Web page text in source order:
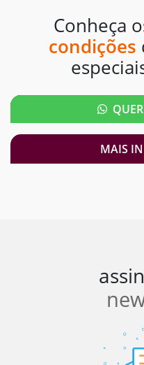
Conheça
condições
MAIS